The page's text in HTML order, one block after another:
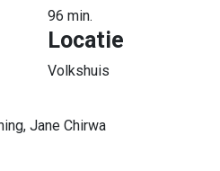
96 min.
Locatie
Volkshuis
Jane Chirwa